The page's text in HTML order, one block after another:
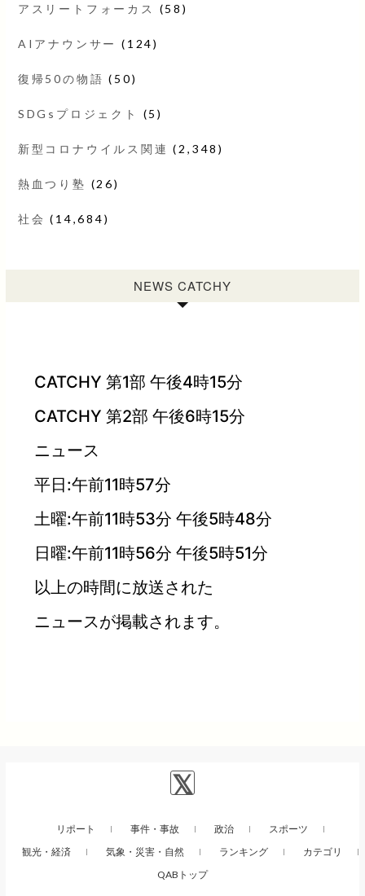
アスリートフォーカス (58)
AIアナウンサー (124)
復帰50の物語 (50)
SDGsプロジェクト (5)
新型コロナウイルス関連 (2,348)
熱血つり塾 (26)
社会 (14,684)
NEWS CATCHY
CATCHY 第1部 午後4時15分
CATCHY 第2部 午後6時15分
ニュース
平日:午前11時57分
土曜:午前11時53分 午後5時48分
日曜:午前11時56分 午後5時51分
以上の時間に放送された
ニュースが掲載されます。
リポート 事件・事故 政治
スポーツ
観光・経済
気象・災害・自然 ランキング
カテゴリ
QABトップ